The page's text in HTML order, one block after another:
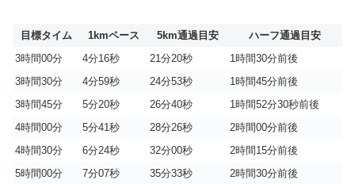
目標タイム 1kmペース 5km通過目安
ハーフ通過目安
3時間00分
4分16秒 21分20秒
1時間30分前後
3時間30分
4分59秒 24分53秒
1時間45分前後
3時間45分
5分20秒 26分40秒
1時間52分30秒前後
4時間00分
5分41秒 28分26秒
2時間00分前後
4時間30分
6分24秒 32分00秒
2時間15分前後
5時間00分
7分07秒 35分33秒 2時間30分前後